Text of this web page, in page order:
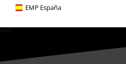
EMP España
Die Ärzte, Feine Sahne Fischfilet, Die